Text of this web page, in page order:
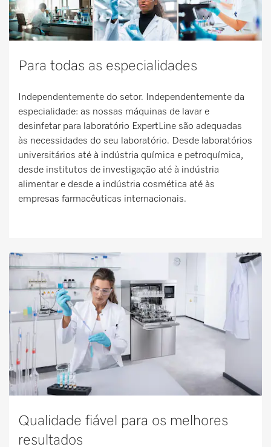
Para todas as especialidades
Independentemente do setor. Independentemente da
especialidade: as nossas máquinas de lavar e
desinfetar para laboratório ExpertLine são adequadas
às necessidades do seu laboratório. Desde laboratórios
universitários até à indústria química e petroquímica,
desde institutos de investigação até à indústria
alimentar e desde a indústria cosmética até às
empresas farmacêuticas internacionais.
Qualidade fiável para os melhores
resultados